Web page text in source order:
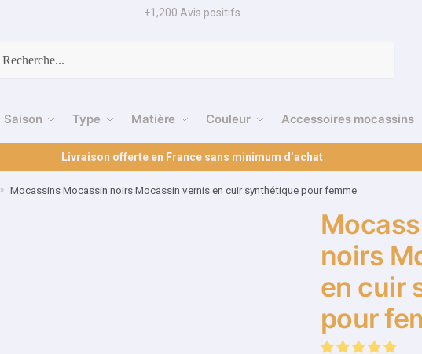
+1,200 Avis positifs
Recherche
Saison Type Matière Couleur Accessoires mocassins
Livraison offerte en France sans minimum d’achat
» Mocassins Mocassin noirs Mocassin vernis en cuir synthétique pour femme
noirs
en cuir
pour